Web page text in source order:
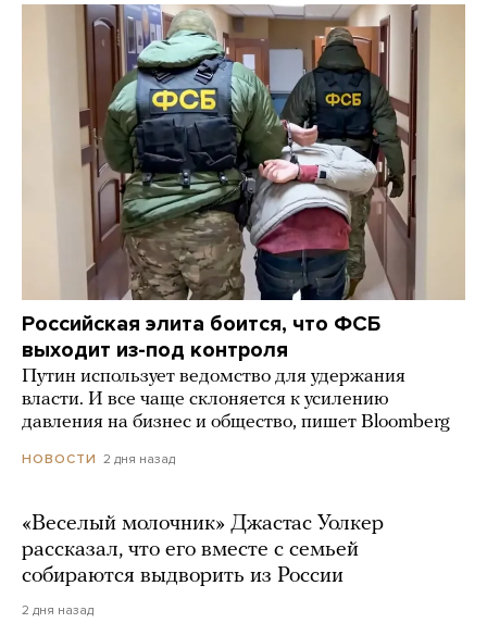
Российская элита боится, что ФСБ
выходит из-под контроля
Путин использует ведомство для удержания
власти. И все чаще склоняется к усилению
давления на бизнес и общество, пишет Bloomberg
НОВОСТИ 2 дня назад
«Веселый молочник» Джастас Уолкер
рассказал, что его вместе с семьей
собираются выдворить из России
2 дня назад